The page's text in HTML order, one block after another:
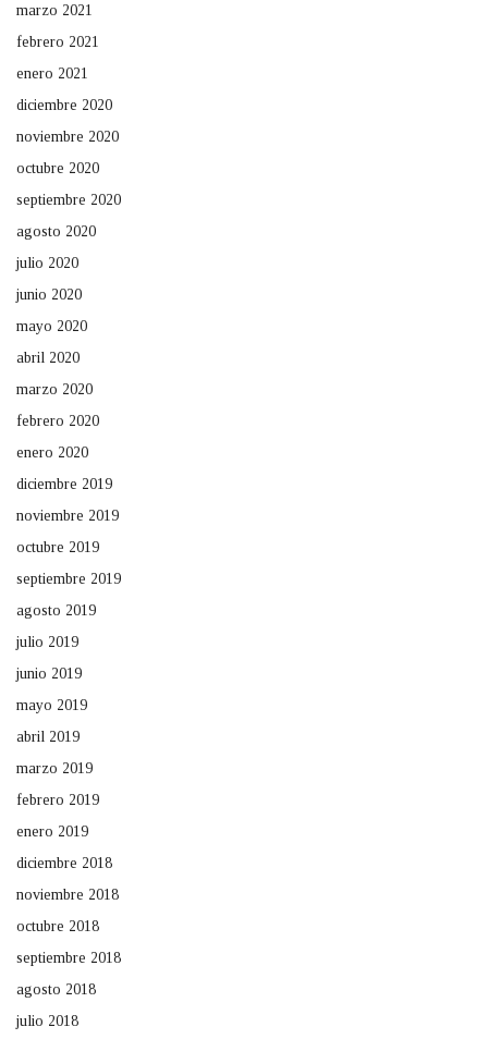
marzo 2021
febrero 2021
enero 2021
diciembre 2020
noviembre 2020
octubre 2020
septiembre 2020
agosto 2020
julio 2020
junio 2020
mayo 2020
abril 2020
marzo 2020
febrero 2020
enero 2020
diciembre 2019
noviembre 2019
octubre 2019
septiembre 2019
agosto 2019
julio 2019
junio 2019
mayo 2019
abril 2019
marzo 2019
febrero 2019
enero 2019
diciembre 2018
noviembre 2018
octubre 2018
septiembre 2018
agosto 2018
julio 2018